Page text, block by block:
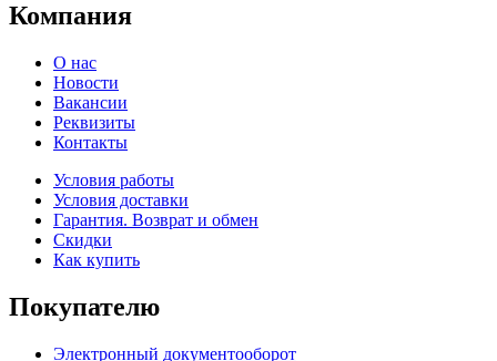
Компания
О нас
Новости
Вакансии
Реквизиты
Контакты
Условия работы
Условия доставки
Гарантия. Возврат и обмен
Скидки
Как купить
Покупателю
Электронный документооборот